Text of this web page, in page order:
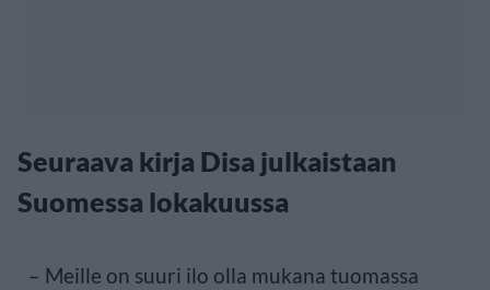
Seuraava kirja Disa julkaistaan
Suomessa lokakuussa
– Meille on suuri ilo olla mukana tuomassa